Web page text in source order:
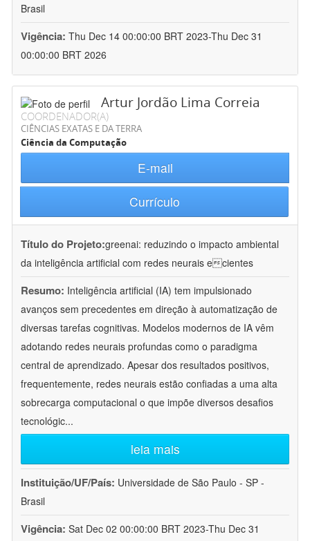
Brasil
Vigência: Thu Dec 14 00:00:00 BRT 2023-Thu Dec 31
00:00:00 BRT 2026
Artur Jordão Lima Correia
COORDENADOR(A)
CIÊNCIAS EXATAS E DA TERRA
Ciência da Computação
E-mail
Currículo
Título do Projeto:greenai: reduzindo o impacto ambiental
da inteligência artificial com redes neurais ecientes
Resumo: Inteligência artificial (IA) tem impulsionado
avanços sem precedentes em direção à automatização de
diversas tarefas cognitivas. Modelos modernos de IA vêm
adotando redes neurais profundas como o paradigma
central de aprendizado. Apesar dos resultados positivos,
frequentemente, redes neurais estão confiadas a uma alta
sobrecarga computacional o que impõe diversos desafios
tecnológic...
leia mais
Instituição/UF/País: Universidade de São Paulo - SP -
Brasil
Vigência: Sat Dec 02 00:00:00 BRT 2023-Thu Dec 31